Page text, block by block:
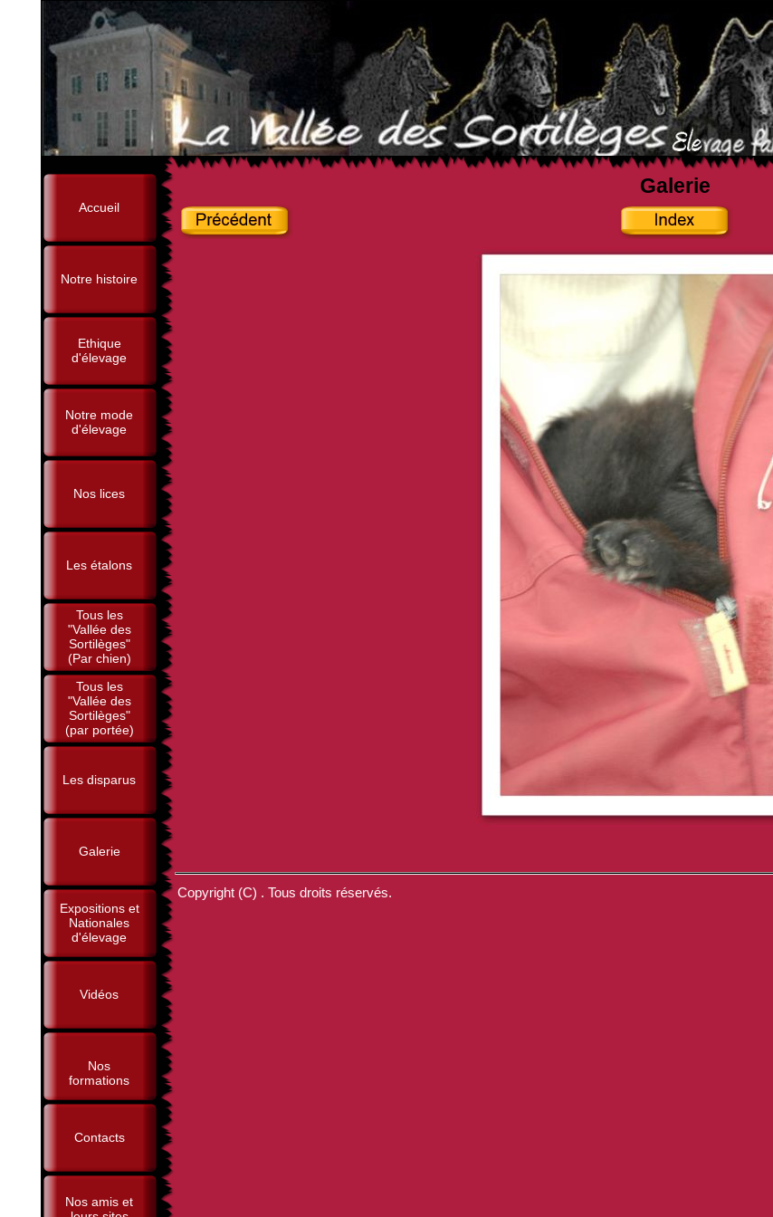
Accueil
Notre histoire
Ethique
d'élevage
Notre mode
d'élevage
Nos lices
Les étalons
Tous les
"Vallée des
Sortilèges"
(Par chien)
Tous les
"Vallée des
Sortilèges"
(par portée)
Les disparus
Galerie
Expositions et
Nationales
d'élevage
Vidéos
Nos
formations
Contacts
Nos amis et
Galerie
Copyright (C) . Tous droits réservés.